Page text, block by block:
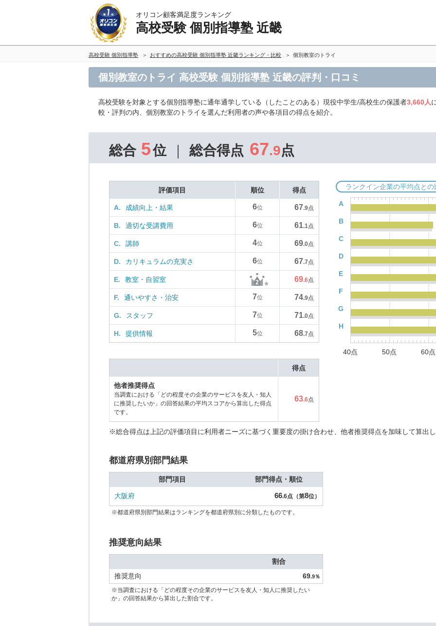
オリコン顧客満足度ランキング
高校受験 個別指導塾 近畿
高校受験 個別指導塾 おすすめの高校受験 個別指導塾 近畿ランキング・比較 個別教室のトライ
個別教室のトライ 高校受験 個別指導塾 近畿の評判・口コミ
高校受験を対象とする個別指導塾に通年通学している（したことのある）現役中学生/高校生の保護者3,660人
較・評判の内、個別教室のトライを選んだ利用者の声や各項目の得点を紹介。
総合 5位 総合得点 67.9点
評価項目 順位 得点
A. 成績向上・結果 6位 67.9点
B. 適切な受講費用 6位 61.1点
C. 講師 4位 69.0点
D. カリキュラムの充実さ 6位 67.7点
E. 教室・自習室 69.6点
F. 通いやすさ・治安 7位 74.9点
G. スタッフ 7位 71.0点
H. 提供情報 5位 68.7点
ランクイン企業の平均点との
A
B
C
D
E
F
G
H
40点 50点 60点
得点
他者推奨得点
当調査における「どの程度その企業のサービスを友人・知人
に推奨したいか」の回答結果の平均スコアから算出した得点
です。
63.6点
※総合得点は上記の評価項目に利用者ニーズに基づく重要度の掛け合わせ、他者推奨得点を加味して算出し
都道府県別部門結果
部門項目 部門得点・順位
大阪府 66.6点（第8位）
※都道府県別部門結果はランキングを都道府県別に分類したものです。
推奨意向結果
割合
推奨意向
69.9％
※当調査における「どの程度その企業のサービスを友人・知人に推奨したい
か」の回答結果から算出した割合です。